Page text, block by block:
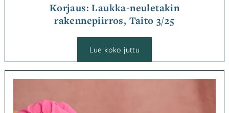
Korjaus: Laukka-neuletakin
rakennepiirros, Taito 3/25
Lue koko juttu
Laukka-
neuletakin
rakennepiirros,